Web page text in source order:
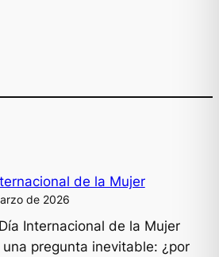
de la Mujer
de 2026
Internacional de la Mujer
una pregunta inevitable: ¿por